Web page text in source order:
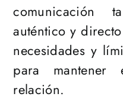
comunicación
auténtico y
necesidades y
para
relación.